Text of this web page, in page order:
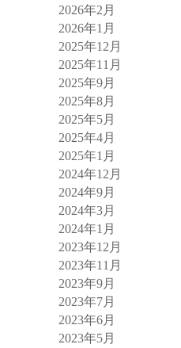
2026年2月
2026年1月
2025年12月
2025年11月
2025年9月
2025年8月
2025年5月
2025年4月
2025年1月
2024年12月
2024年9月
2024年3月
2024年1月
2023年12月
2023年11月
2023年9月
2023年7月
2023年6月
2023年5月